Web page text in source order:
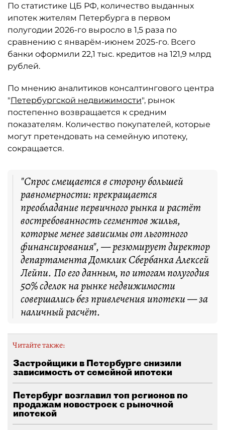
По статистике ЦБ РФ, количество выданных
ипотек жителям Петербурга в первом
полугодии 2026-го выросло в 1,5 раза по
сравнению с январём-июнем 2025-го. Всего
банки оформили 22,1 тыс. кредитов на 121,9 млрд
рублей.
По мнению аналитиков консалтингового центра
"Петербургской недвижимости", рынок
постепенно возвращается к средним
показателям. Количество покупателей, которые
могут претендовать на семейную ипотеку,
сокращается.
"Спрос смещается в сторону большей
равномерности: прекращается
преобладание первичного рынка и растёт
востребованность сегментов жилья,
которые менее зависимы от льготного
финансирования", — резюмирует директор
департамента Домклик Сбербанка Алексей
Лейпи. По его данным, по итогам полугодия
50% сделок на рынке недвижимости
совершались без привлечения ипотеки — за
наличный расчёт.
Читайте также:
Застройщики в Петербурге снизили
зависимость от семейной ипотеки
Петербург возглавил топ регионов по
продажам новостроек с рыночной
ипотекой